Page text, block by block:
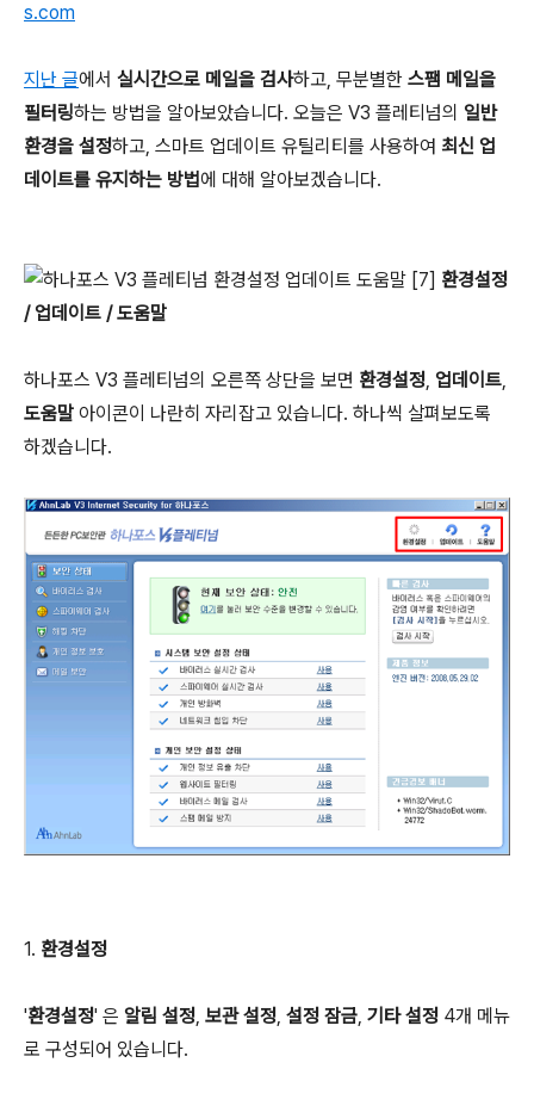
s.com
지난 글에서 실시간으로 메일을 검사하고, 무분별한 스팸 메일을
필터링하는 방법을 알아보았습니다. 오늘은 V3 플레티넘의 일반
환경을 설정하고, 스마트 업데이트 유틸리티를 사용하여 최신 업
데이트를 유지하는 방법에 대해 알아보겠습니다.
[7] 환경설정
/ 업데이트 / 도움말
하나포스 V3 플레티넘의 오른쪽 상단을 보면 환경설정, 업데이트,
도움말 아이콘이 나란히 자리잡고 있습니다. 하나씩 살펴보도록
하겠습니다.
1. 환경설정
'환경설정' 은 알림 설정, 보관 설정, 설정 잠금, 기타 설정 4개 메뉴
로 구성되어 있습니다.